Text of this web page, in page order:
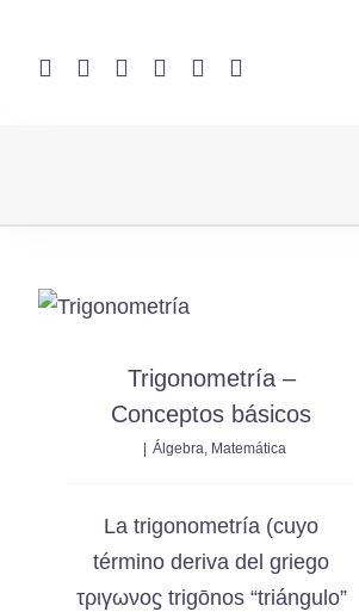
Tutorias Online
¿Cómo funciona?
Políticas de pago
Trigonometría –
Conceptos básicos
Álgebra, Matemática
La trigonometría (cuyo
término deriva del griego
τριγωνοϛ trigōnos “triángulo”